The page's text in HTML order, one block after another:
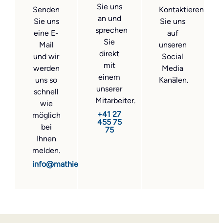
Senden
Sie uns
eine E-
Mail
und wir
werden
uns so
schnell
wie
möglich
bei
Ihnen
melden.
info@mathier.com
Sie uns
an und
sprechen
Sie
direkt
mit
einem
unserer
Mitarbeiter.
+41 27
455 75
75
Kontaktieren
Sie uns
auf
unseren
Social
Media
Kanälen.